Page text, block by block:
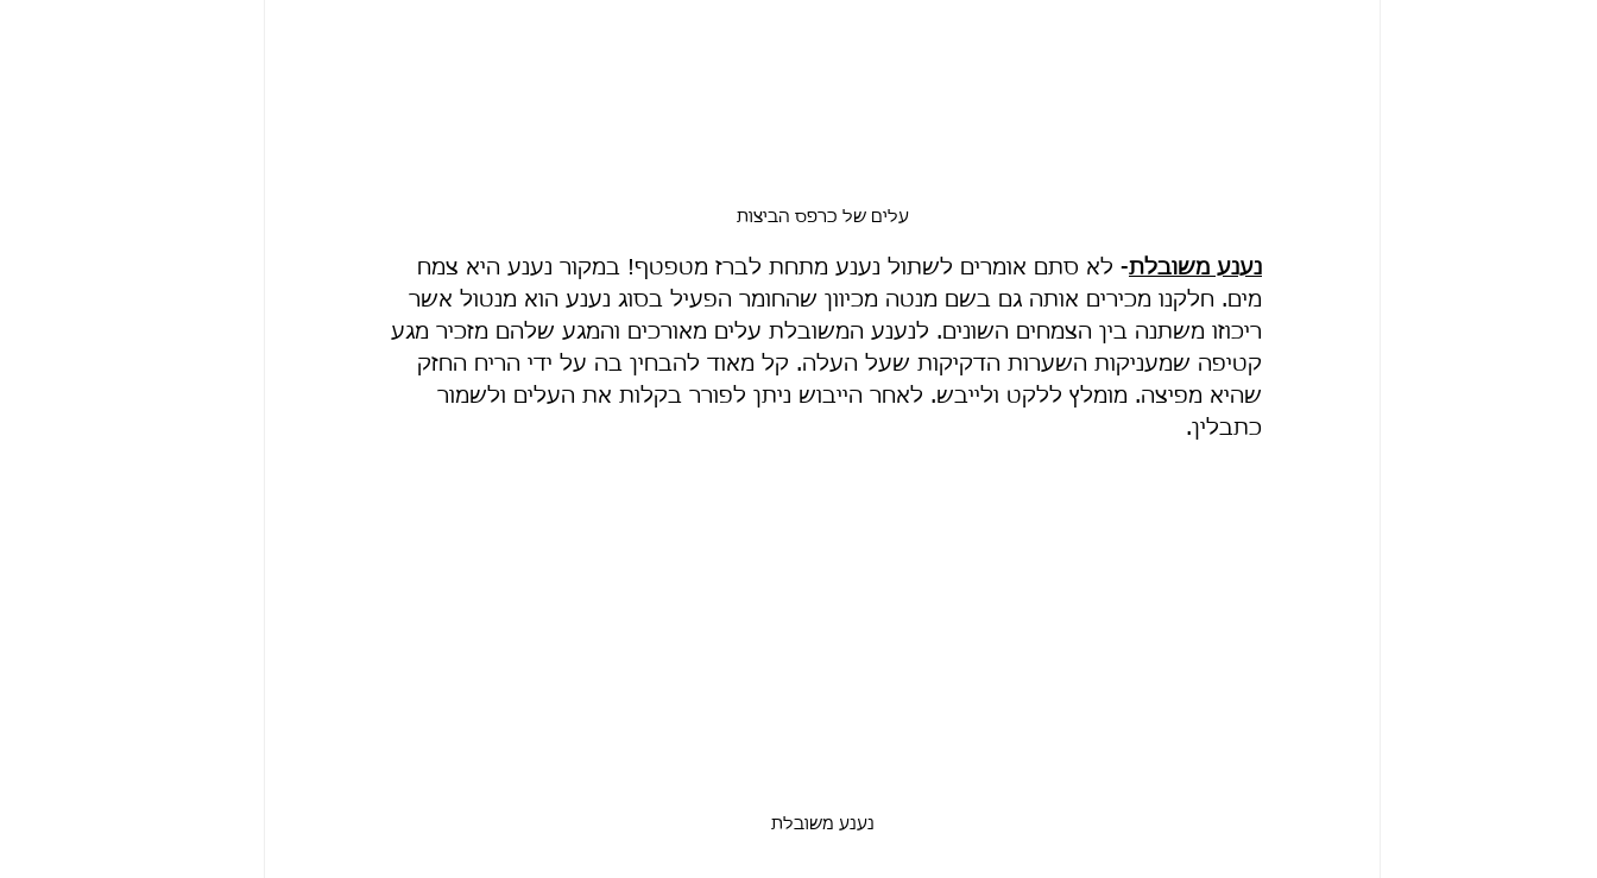
עלים של כרפס הביצות
נענע משובלת- לא סתם אומרים לשתול נענע מתחת לברז מטפטף! במקור נענע היא צמח
מים. חלקנו מכירים אותה גם בשם מנטה מכיוון שהחומר הפעיל בסוג נענע הוא מנטול אשר
ריכוזו משתנה בין הצמחים השונים. לנענע המשובלת עלים מאורכים והמגע שלהם מזכיר מגע
קטיפה שמעניקות השערות הדקיקות שעל העלה. קל מאוד להבחין בה על ידי הריח החזק
שהיא מפיצה. מומלץ ללקט ולייבש. לאחר הייבוש ניתן לפורר בקלות את העלים ולשמור
כתבלין.
נענע משובלת